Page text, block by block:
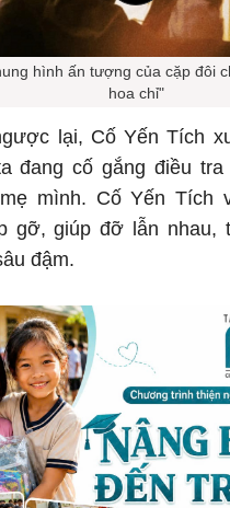
hình ấn tượng của cặp đôi
hoa chỉ"
lại, Cố Yến Tích
đang cố gắng điều
mình. Cố Yến Tích
gỡ, giúp đỡ lẫn nhau,
đậm.